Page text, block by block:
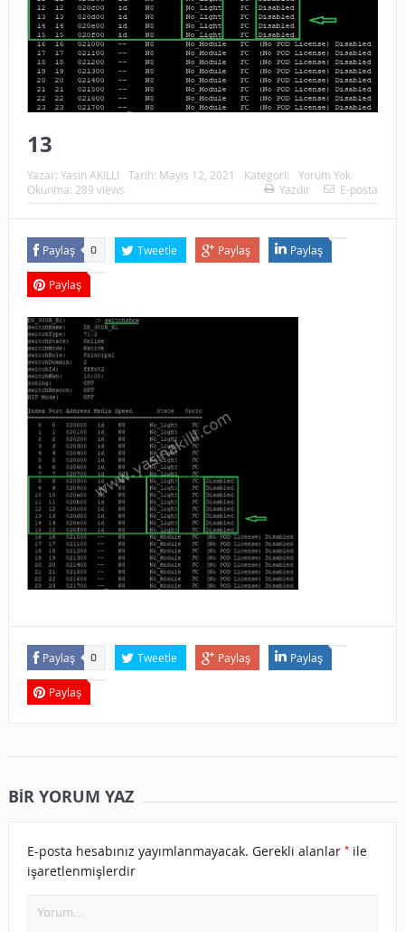
13
Yazar: Yasin AKILLI Tarih: Mayıs 12, 2021 Kategori:
Yorum Yok
Okunma: 289 views
Yazdır E-posta
Paylaş 0 Tweetle Paylaş Paylaş
Paylaş
Paylaş 0 Tweetle Paylaş Paylaş
Paylaş
BIR YORUM YAZ
E-posta hesabınız yayımlanmayacak. Gerekli alanlar *ile
işaretlenmişlerdir